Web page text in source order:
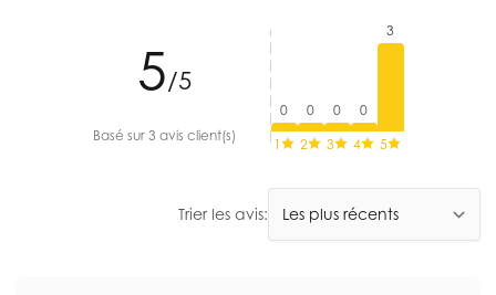
5/5
Basé sur 3 avis client(s)
0
1
0
2
0
3
0
4
3
5
Trier les avis: